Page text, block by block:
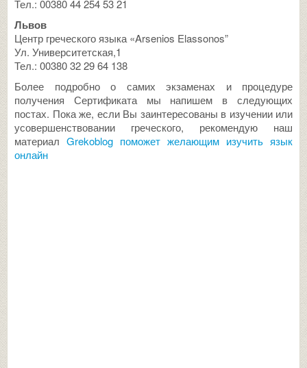
Тел.: 00380 44 254 53 21
Львов
Центр греческого языка «Arsenios Elassonos”
Ул. Университетская,1
Тел.: 00380 32 29 64 138
Более подробно о самих экзаменах и процедуре
получения Сертификата мы напишем в следующих
постах. Пока же, если Вы заинтересованы в изучении или
усовершенствовании греческого, рекомендую наш
материал Grekoblog поможет желающим изучить язык
онлайн